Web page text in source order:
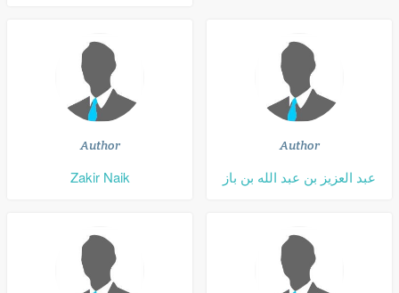
Author
Zakir Naik
Author
عبد العزيز بن عبد الله بن باز